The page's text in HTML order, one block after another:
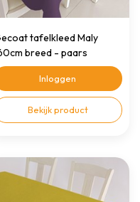
tafelkleed Maly
breed - paars
Inloggen
Bekijk product